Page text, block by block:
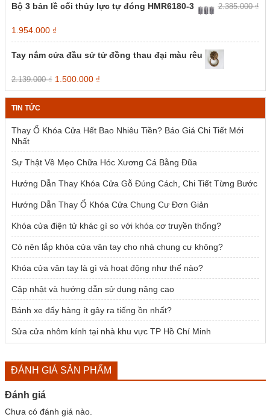
Bộ 3 bản lề cối thủy lực tự đóng HMR6180-3 2.385.000₫
Giá
gốc
là:
2.385.000 ₫.
1.954.000 ₫Giá
hiện
tại
Tay nắm cửa đầu sử tử đồng thau đại màu rêu
2.139.000₫ Giá
gốc
là:
1.500.000 ₫Giá
hiện
tại
1.500.000 ₫.
TIN TỨC
Thay Ổ Khóa Cửa Hết Bao Nhiêu Tiền? Báo Giá Chi Tiết Mới
Nhất
Sự Thật Về Mẹo Chữa Hóc Xương Cá Bằng Đũa
Hướng Dẫn Thay Khóa Cửa Gỗ Đúng Cách, Chi Tiết Từng Bước
Hướng Dẫn Thay Ổ Khóa Cửa Chung Cư Đơn Giản
Khóa cửa điện tử khác gì so với khóa cơ truyền thống?
Có nên lắp khóa cửa vân tay cho nhà chung cư không?
Khóa cửa vân tay là gì và hoạt động như thế nào?
Cập nhật và hướng dẫn sử dụng nâng cao
Bánh xe đẩy hàng ít gây ra tiếng ồn nhất?
Sửa cửa nhôm kính tại nhà khu vực TP Hồ Chí Minh
ĐÁNH GIÁ SẢN PHẨM
Đánh giá
Chưa có đánh giá nào.